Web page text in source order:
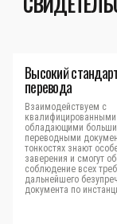
Высокий
перевода
Взаимодействуем с
квалифицированными
обладающими
переводными
тонкостях знают
заверения и смогут
соблюдение всех
дальнейшего
документа по